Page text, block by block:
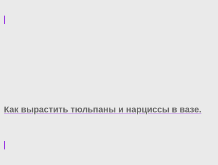
Как вырастить тюльпаны и нарциссы в вазе.